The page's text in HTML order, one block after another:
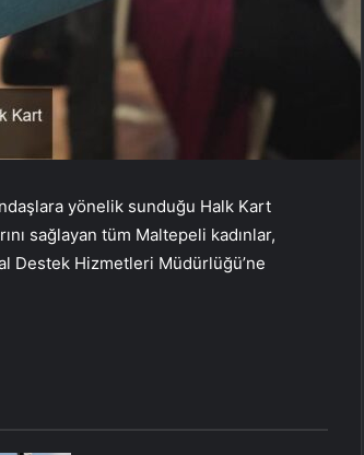
yönelik sunduğu Halk Kart
sağlayan tüm Maltepeli kadınlar,
Destek Hizmetleri Müdürlüğü’ne